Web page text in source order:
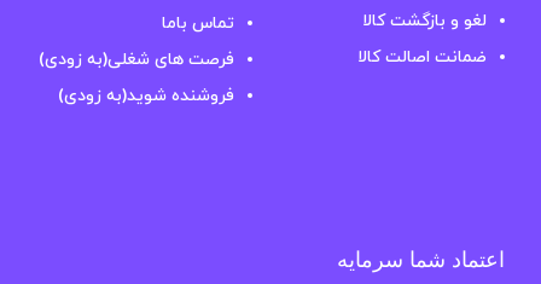
لغو و بازگشت کالا
ضمانت اصالت کالا
تماس باما
فرصت های شغلی(به زودی)
فروشنده شوید(به زودی)
اعتماد شما سرمایه